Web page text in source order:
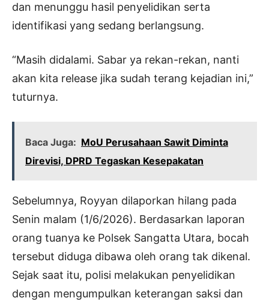
dan menunggu hasil penyelidikan serta
identifikasi yang sedang berlangsung.
“Masih didalami. Sabar ya rekan-rekan, nanti
akan kita release jika sudah terang kejadian ini,”
tuturnya.
Baca Juga: MoU Perusahaan Sawit Diminta
Direvisi, DPRD Tegaskan Kesepakatan
Sebelumnya, Royyan dilaporkan hilang pada
Senin malam (1/6/2026). Berdasarkan laporan
orang tuanya ke Polsek Sangatta Utara, bocah
tersebut diduga dibawa oleh orang tak dikenal.
Sejak saat itu, polisi melakukan penyelidikan
dengan mengumpulkan keterangan saksi dan